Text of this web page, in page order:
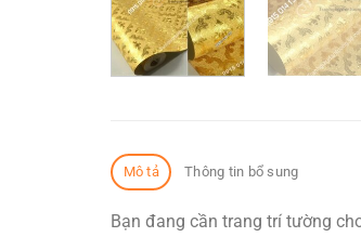
Mô tả Thông tin bổ sung
Bạn đang cần trang trí tường